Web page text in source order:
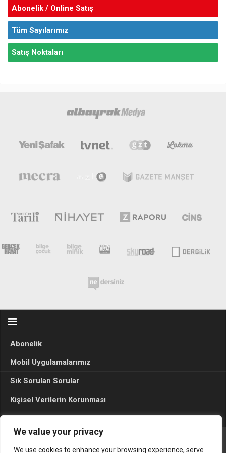
We value your privacy
We use cookies to enhance your browsing experience, serve
Abonelik / Online Satış
Tüm Sayılarımız
Satış Noktaları
Abonelik
Mobil Uygulamalarımız
Sık Sorulan Sorular
Kişisel Verilerin Korunması
Seçim Sonuçları 2024